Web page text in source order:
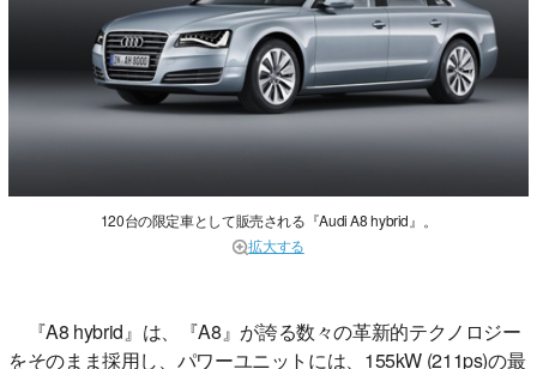
120台の限定車として販売される『Audi A8 hybrid』。
拡大する
『A8 hybrid』は、『A8』が誇る数々の革新的テクノロジー
をそのまま採用し、パワーユニットには、155kW (211ps)の最